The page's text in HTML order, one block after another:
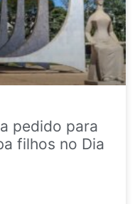
pedido para
filhos no Dia